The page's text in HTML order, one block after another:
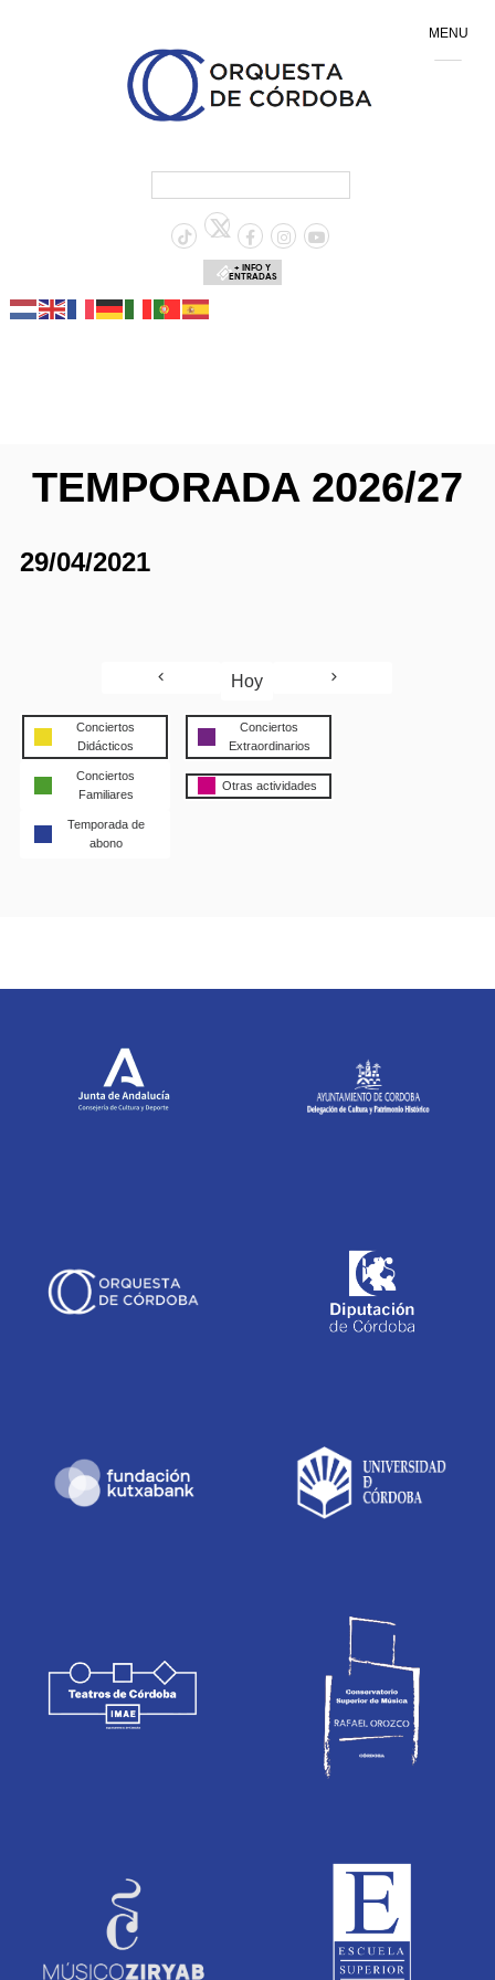
+ INFO Y
ENTRADAS
TEMPORADA 2026/27
29/04/2021
Hoy
Conciertos
Didácticos
Conciertos
Extraordinarios
Conciertos
Familiares
Otras actividades
Temporada de
abono
MENU